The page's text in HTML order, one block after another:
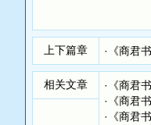
上下篇章 · 《商君
相关文章 · 《商君
· 《商君
· 《商君